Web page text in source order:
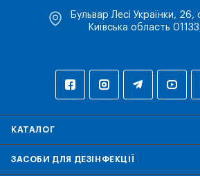
Бульвар Лесі Українки,
Київська область
КАТАЛОГ
ЗАСОБИ ДЛЯ ДЕЗІНФЕКЦІЇ